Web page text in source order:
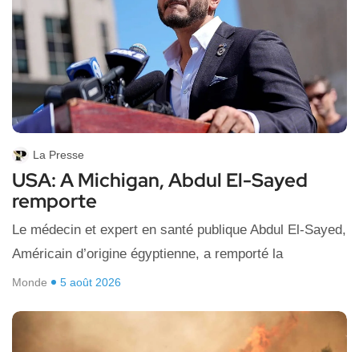
La Presse
USA: A Michigan, Abdul El-Sayed
remporte
Le médecin et expert en santé publique Abdul El-Sayed,
Américain d’origine égyptienne, a remporté la
Monde 5 août 2026